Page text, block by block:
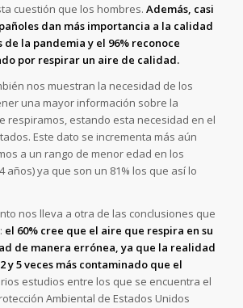
cuestión que los hombres. Además, casi
dan más importancia a la calidad
la pandemia y el 96% reconoce
por respirar un aire de calidad.
nos muestran la necesidad de los
una mayor información sobre la
respiramos, estando esta necesidad en el
Este dato se incrementa más aún
a un rango de menor edad en los
años) ya que son un 81% los que así lo
nos lleva a otra de las conclusiones que
el 60% cree que el aire que respira en su
de manera errónea, ya que la realidad
y 5 veces más contaminado que el
estudios entre los que se encuentra el
Ambiental de Estados Unidos